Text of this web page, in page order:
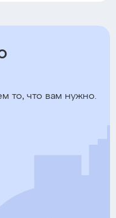
то, что вам нужно.